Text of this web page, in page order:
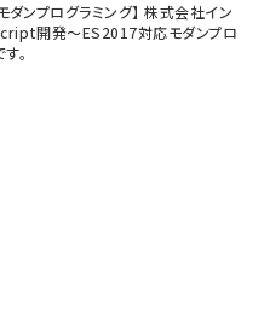
ンプログラミング】 株式会社イン
開発～ES2017対応モダンプロ
。